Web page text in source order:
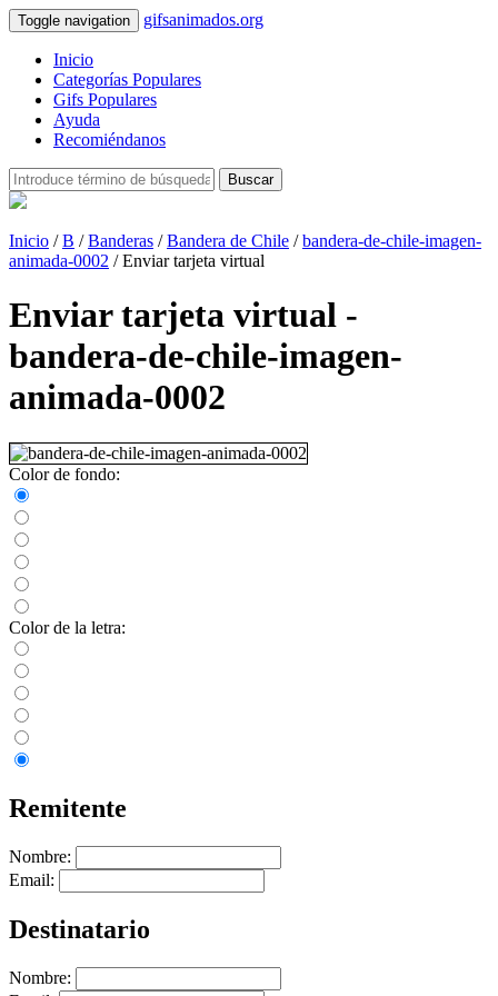
Toggle navigation gifsanimados.org
Inicio
Categorías Populares
Gifs Populares
Ayuda
Recomiéndanos
Buscar
Inicio /B /Banderas /Bandera de Chile /bandera-de-chile-imagen-
animada-0002 / Enviar tarjeta virtual
Enviar tarjeta virtual -
bandera-de-chile-imagen-
animada-0002
Color de fondo:
Color de la letra:
Remitente
Nombre:
Email:
Destinatario
Nombre: